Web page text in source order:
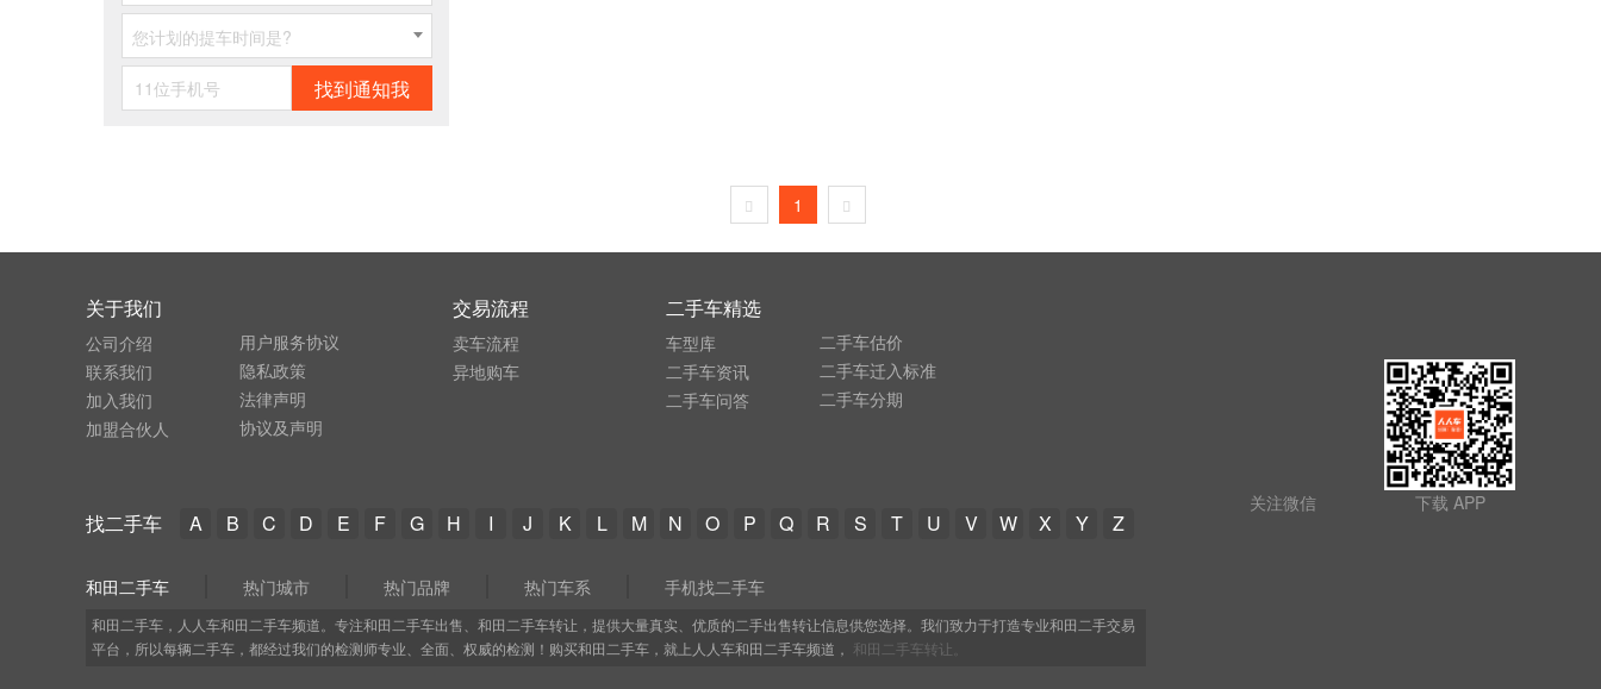
您计划的提车时间是?
找到通知我
1
关于我们
公司介绍
联系我们
加入我们
加盟合伙人
用户服务协议
隐私政策
法律声明
协议及声明
交易流程
卖车流程
异地购车
二手车精选
车型库
二手车资讯
二手车问答
二手车估价
二手车迁入标准
二手车分期
找二手车 A B C D E F G H I J K L M N O P Q R S T U V W X Y Z
和田二手车 热门城市 热门品牌 热门车系 手机找二手车
和田二手车，人人车和田二手车频道。专注和田二手车出售、和田二手车转让，提供大量真实、优质的二手出售转让信息供您选择。我们致力于打造专业和田二手交易
平台，所以每辆二手车，都经过我们的检测师专业、全面、权威的检测！购买和田二手车，就上人人车和田二手车频道， 和田二手车转让。
关注微信 下载 APP